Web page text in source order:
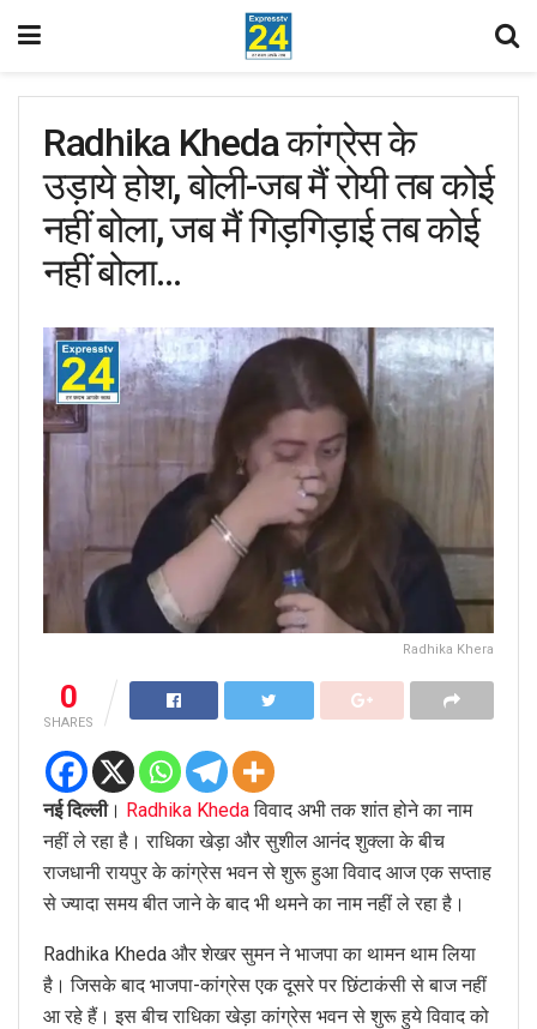
Radhika Kheda कांग्रेस के
उड़ाये होश, बोली-जब मैं रोयी तब कोई
नहीं बोला, जब मैं गिड़गिड़ाई तब कोई
नहीं बोला…
Radhika Khera
0
SHARES
नई दिल्ली। Radhika Khedaविवाद अभी तक शांत होने का नाम
नहीं ले रहा है। राधिका खेड़ा और सुशील आनंद शुक्ला के बीच
राजधानी रायपुर के कांग्रेस भवन से शुरू हुआ विवाद आज एक सप्ताह
से ज्यादा समय बीत जाने के बाद भी थमने का नाम नहीं ले रहा है।
Radhika Kheda और शेखर सुमन ने भाजपा का थामन थाम लिया
है। जिसके बाद भाजपा-कांग्रेस एक दूसरे पर छिंटाकंसी से बाज नहीं
आ रहे हैं। इस बीच राधिका खेड़ा कांग्रेस भवन से शुरू हुये विवाद को